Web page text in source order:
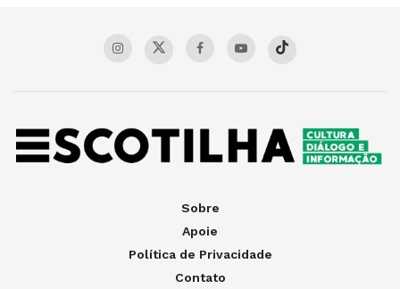
Sobre
Apoie
Política de Privacidade
Contato